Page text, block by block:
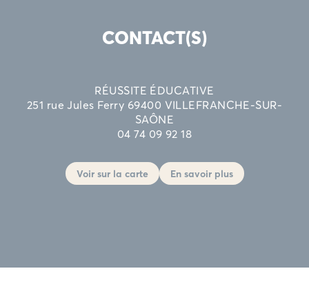
CONTACT(S)
RÉUSSITE ÉDUCATIVE
251 rue Jules Ferry 69400 VILLEFRANCHE-SUR-
SAÔNE
04 74 09 92 18
Voir sur la carte En savoir plus